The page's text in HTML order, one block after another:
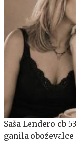
Saša Lendero ob
ganila oboževalce